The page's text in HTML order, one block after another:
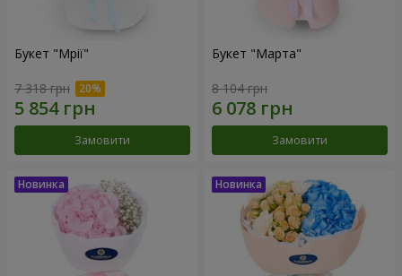
Букет "Мрії"
7 318 грн
Замовити
Букет "Марта"
8 104 грн
Замовити